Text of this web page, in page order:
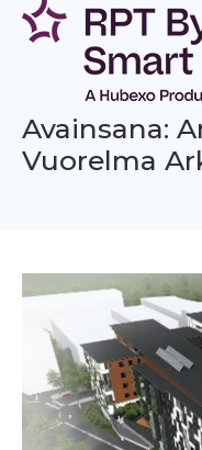
Siirry
sisältöön
Avainsana:
Vuorelma